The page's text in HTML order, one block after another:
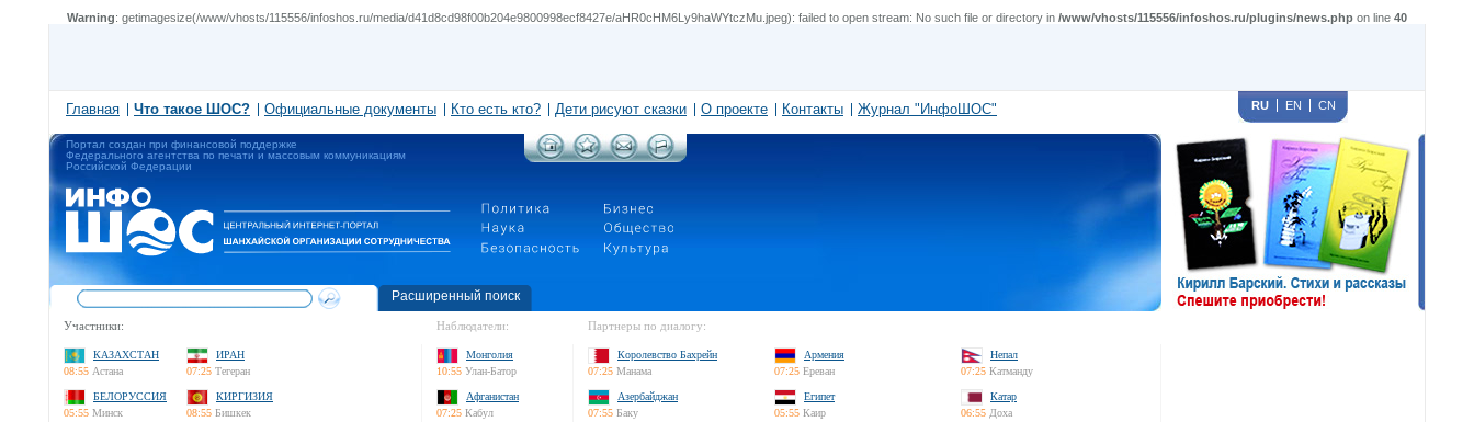
Warning: getimagesize(/www/vhosts/115556/infoshos.ru/media/d41d8cd98f00b204e9800998ecf8427e/aHR0cHM6Ly9haWYtczMu.jpeg): failed to open stream: No such file or directory in /www/vhosts/115556/infoshos.ru/plugins/news.php on line 40
Главная Что такое ШОС? Официальные документы Кто есть кто? Дети рисуют сказки О проекте Контакты Журнал "ИнфоШОС" RU EN CN
Портал создан при финансовой поддержке
Федерального агентства по печати и массовым коммуникациям
Российской Федерации
Расширенный поиск
Участники:
КАЗАХСТАН
08:55 Астана
ИРАН
07:25 Тегеран
БЕЛОРУССИЯ
05:55 Минск
КИРГИЗИЯ
08:55 Бишкек
Наблюдатели:
Монголия
10:55 Улан-Батор
Афганистан
07:25 Кабул
Партнеры по диалогу:
Королевство Бахрейн
07:25 Манама
Армения
07:25 Ереван
Непал
07:25 Катманду
Азербайджан
07:55 Баку
Египет
05:55 Каир
Катар
06:55 Доха